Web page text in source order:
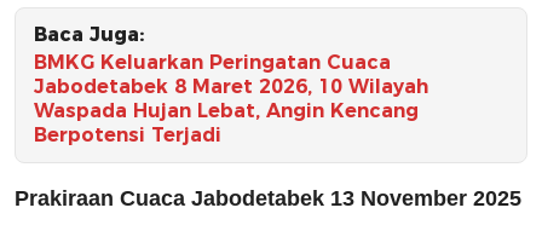
Baca Juga:
BMKG Keluarkan Peringatan Cuaca
Jabodetabek 8 Maret 2026, 10 Wilayah
Waspada Hujan Lebat, Angin Kencang
Berpotensi Terjadi
Prakiraan Cuaca Jabodetabek 13 November 2025